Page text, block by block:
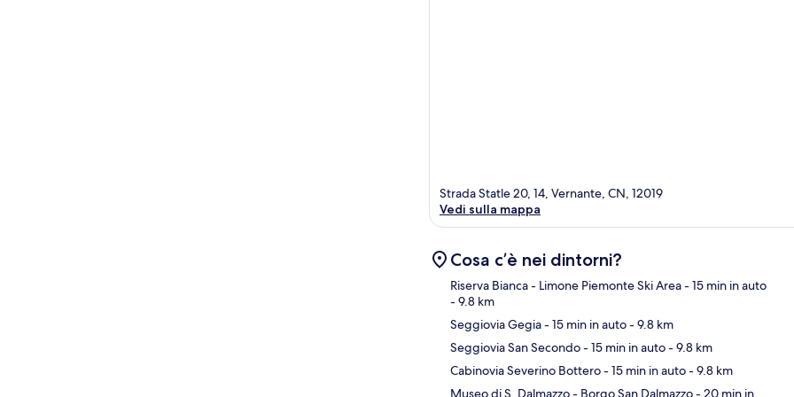
Strada Statle 20, 14, Vernante, CN, 12019
Vedi sulla mappa
Cosa c’è nei dintorni?
Riserva Bianca - Limone Piemonte Ski Area- 15 min in auto
- 9.8 km
Seggiovia Gegia- 15 min in auto- 9.8 km
Seggiovia San Secondo- 15 min in auto- 9.8 km
Cabinovia Severino Bottero- 15 min in auto- 9.8 km
Museo di S. Dalmazzo - Borgo San Dalmazzo- 20 min in